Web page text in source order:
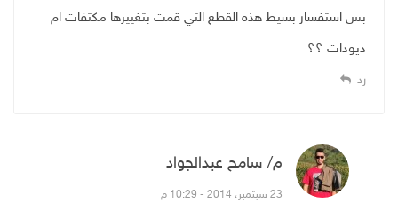
بس استفسار بسيط هذه القطع التي قمت بتغييرها مكثفات ام
ديودات ؟؟
رد
م/ سامح عبدالجواد
23 سبتمبر، 2014 - 10:29 م